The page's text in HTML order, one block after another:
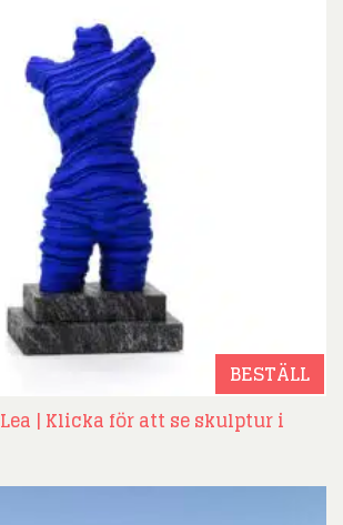
BESTÄLL
| Klicka för att se skulptur i